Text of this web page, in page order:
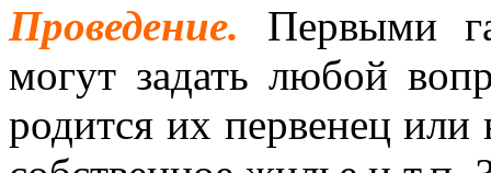
Проведение. Первыми
могут задать любой
родится их первенец